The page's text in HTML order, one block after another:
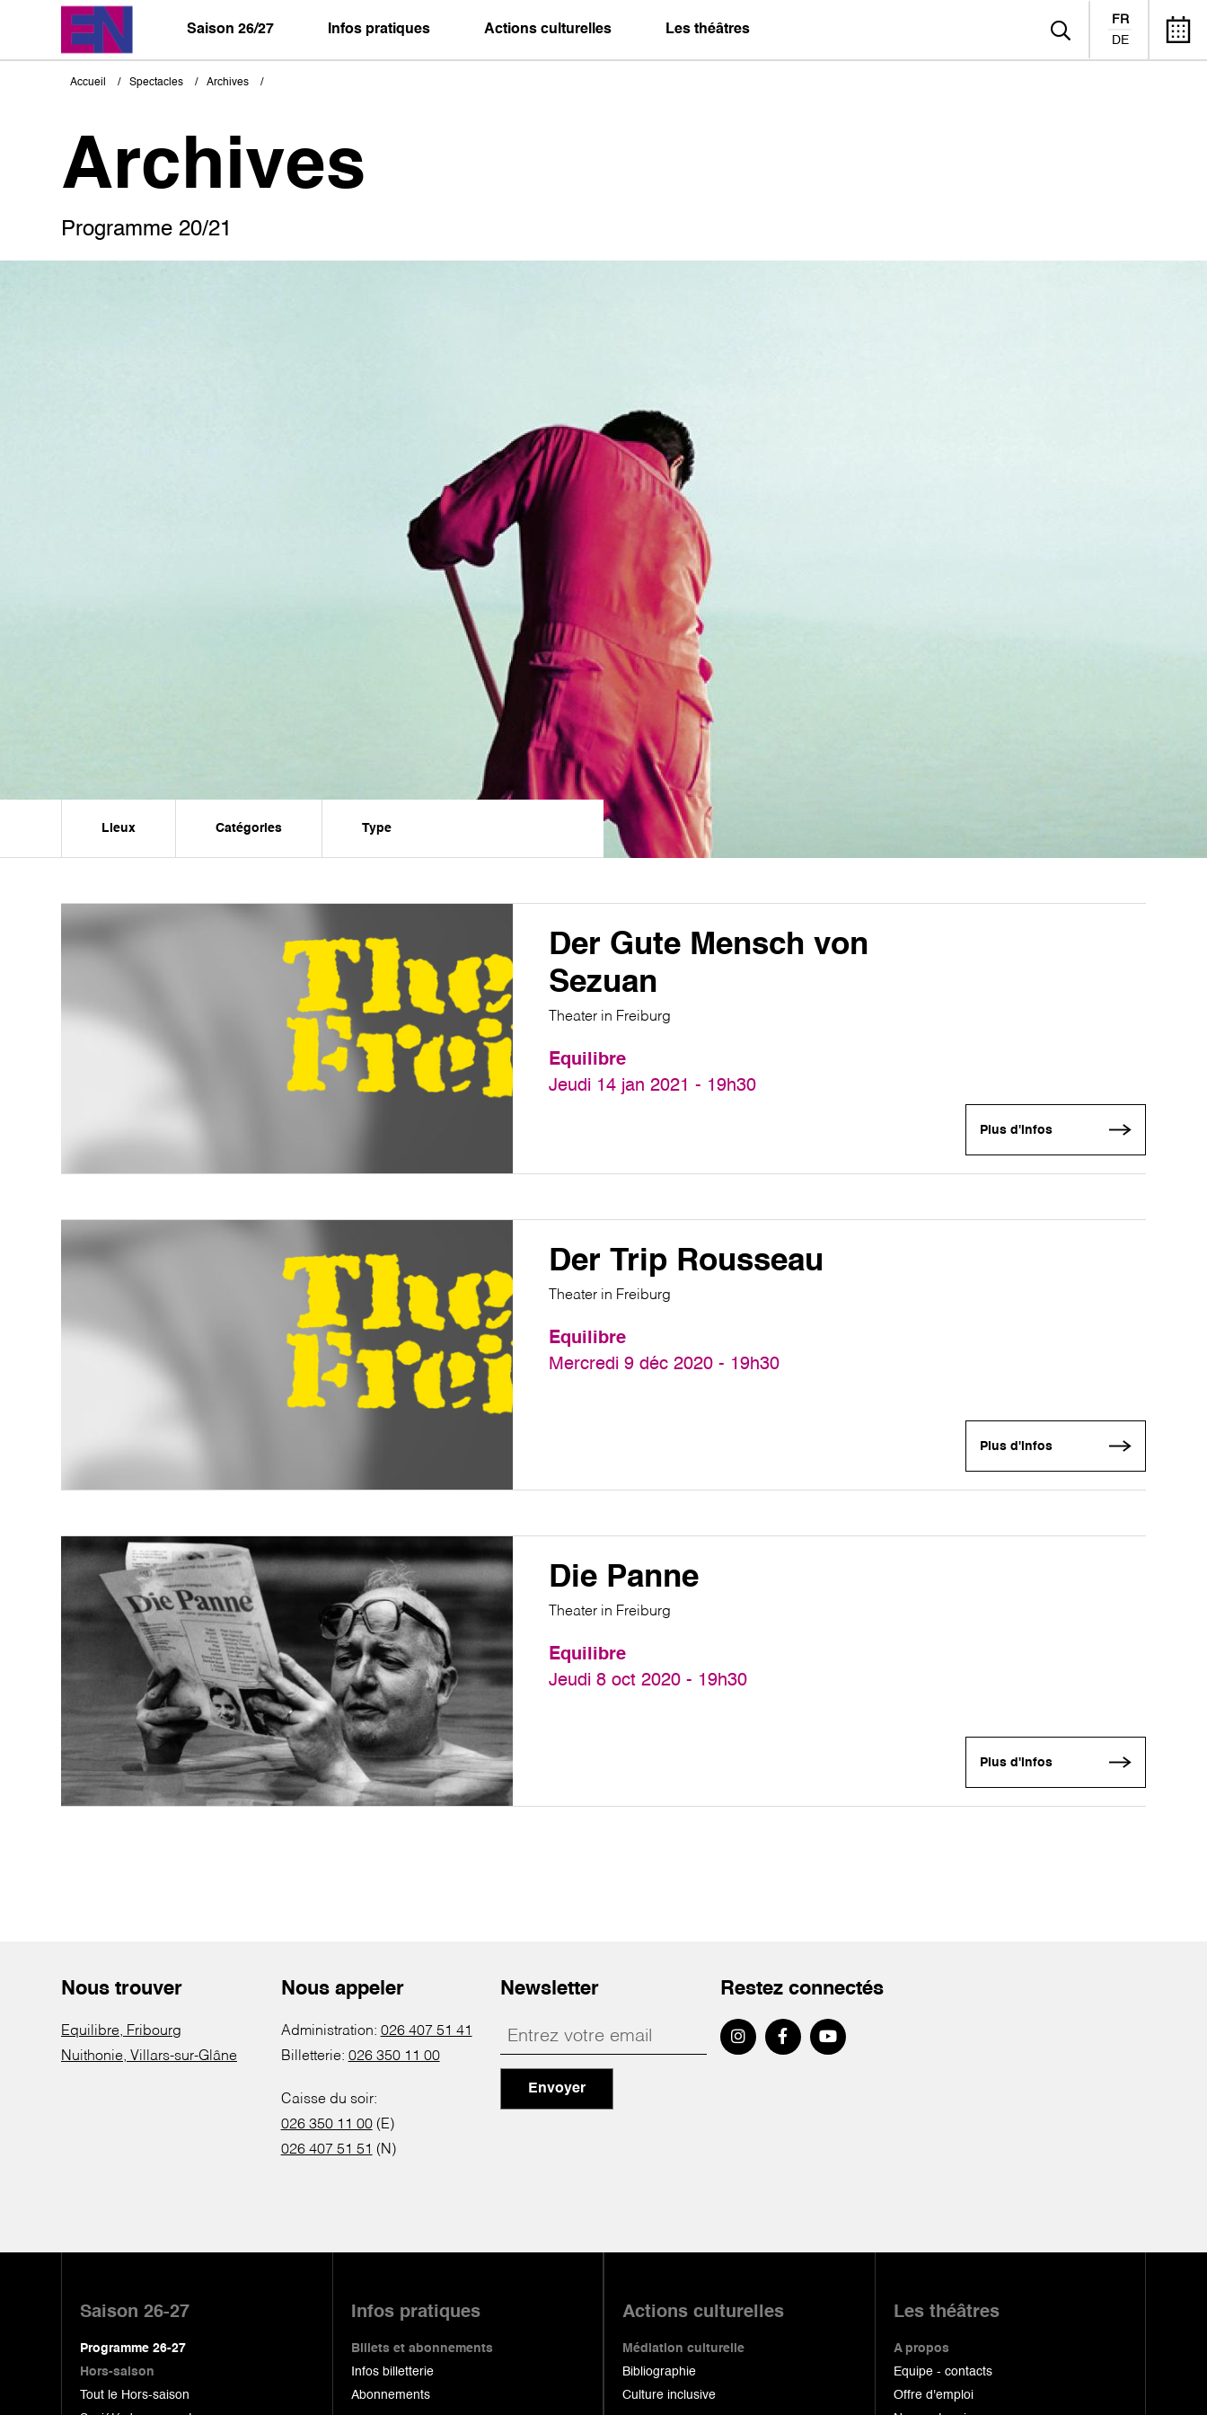
Saison 26/27 Infos pratiques Actions culturelles Les théâtres
FR
DE
Fil
Accueil Spectacles Archives
Archives
Programme 20/21
Lieux Catégories Type
Der Gute Mensch von
Sezuan
Theater in Freiburg
Equilibre
Jeudi 14 jan 2021 - 19h30
Plus d'infos
Der Trip Rousseau
Theater in Freiburg
Equilibre
Mercredi 9 déc 2020 - 19h30
Plus d'infos
Die Panne
Theater in Freiburg
Equilibre
Jeudi 8 oct 2020 - 19h30
Plus d'infos
Nous trouver
Equilibre, Fribourg
Nuithonie, Villars-sur-Glâne
Nous appeler
Administration: 026 407 51 41
Billetterie: 026 350 11 00
Caisse du soir:
026 350 11 00(E)
026 407 51 51 (N)
Newsletter
Envoyer
Restez connectés
Saison 26-27
Programme 26-27
Hors-saison
Tout le Hors-saison
Infos pratiques
Billets et abonnements
Infos billetterie
Abonnements
Actions culturelles
Médiation culturelle
Bibliographie
Culture inclusive
Les théâtres
A propos
Equipe - contacts
Offre d'emploi